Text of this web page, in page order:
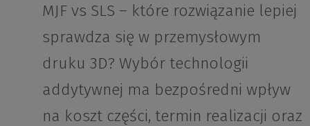
MJF vs SLS – które rozwiązanie lepiej
sprawdza się w przemysłowym
druku 3D? Wybór technologii
addytywnej ma bezpośredni wpływ
na koszt części, termin realizacji oraz